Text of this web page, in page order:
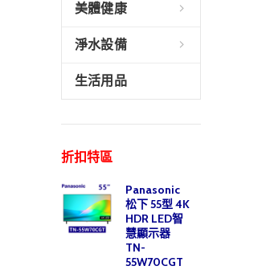
美體健康
淨水設備
生活用品
折扣特區
Panasonic
松下 55型 4K
HDR LED智
慧顯示器
TN-
55W70CGT